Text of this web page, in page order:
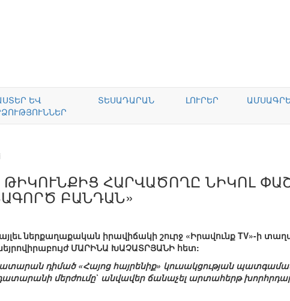
ԵՎ
ՏԵՍԱԴԱՐԱՆ ԼՈՒՐԵՐ
ԹԻԿՈՒՆՔԻՑ ՀԱՐՎԱԾՈՂԸ ՆԻԿՈԼ
ԲԱՆԴԱՆ»
ներքաղաքական իրավիճակի շուրջ «Իրավունք TV»-ի
ՄԱՐԻՆԱ ԽԱՉԱՏՐՅԱՆԻ հետ:
դիմած «Հայոց հայրենիք» կուսակցության
մերժումը` անվավեր ճանաչել արտահերթ